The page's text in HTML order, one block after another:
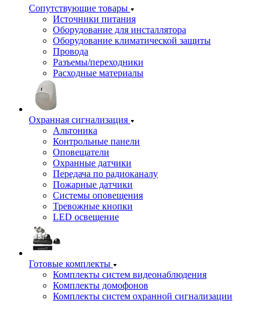
Сопутствующие товары
Источники питания
Оборудование для инсталлятора
Оборудование климатической защиты
Провода
Разъемы/переходники
Расходные материалы
Охранная сигнализация
Альтоника
Контрольные панели
Оповещатели
Охранные датчики
Передача по радиоканалу
Пожарные датчики
Системы оповещения
Тревожные кнопки
LED освещение
Готовые комплекты
Комплекты систем видеонаблюдения
Комплекты домофонов
Комплекты систем охранной сигнализации